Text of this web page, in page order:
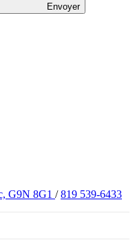
Envoyer
G9N 8G1 / 819 539-6433